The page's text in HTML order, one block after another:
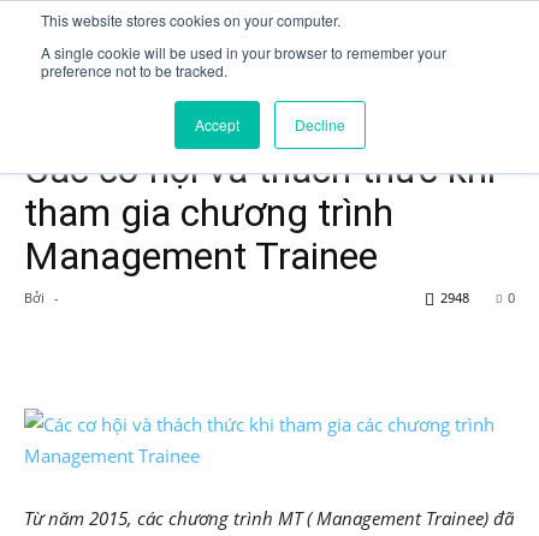
This website stores cookies on your computer.
A single cookie will be used in your browser to remember your
preference not to be tracked.
Accept Decline
Các cơ hội và thách thức khi
tham gia chương trình
Management Trainee
Bởi - 0
2948
Từ năm 2015, các chương trình MT ( Management Trainee) đã